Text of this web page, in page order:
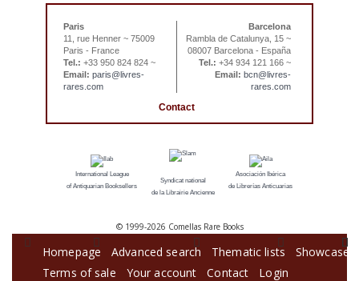
Paris
11, rue Henner ~ 75009
Paris - France
Tel.: +33 950 824 824 ~
Email: paris@livres-
rares.com
Barcelona
Rambla de Catalunya, 15 ~
08007 Barcelona - España
Tel.: +34 934 121 166 ~
Email: bcn@livres-
rares.com
Contact
International League
of Antiquarian Booksellers
Syndicat national
de la Librairie Ancienne
Asociación Ibérica
de Librerías Anticuarias
© 1999-2026 Comellas Rare Books
Homepage Advanced search Thematic lists
Showcase
Terms of sale
Your account Contact Login